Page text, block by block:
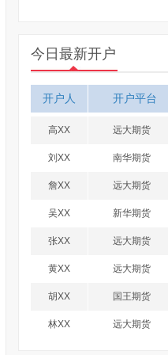
今日最新开户
开户人 开户平台
高XX 远大期货
刘XX 南华期货
詹XX 远大期货
吴XX 新华期货
张XX 远大期货
黄XX 远大期货
胡XX 国王期货
林XX 远大期货